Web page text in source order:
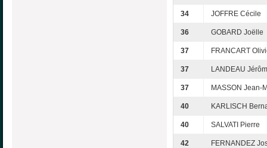
34 JOFFRE Cécile
36 GOBARD Joëlle
37 FRANCART
37 LANDEAU
37 MASSON Jean-
40 KARLISCH
40 SALVATI Pierre
42 FERNANDEZ